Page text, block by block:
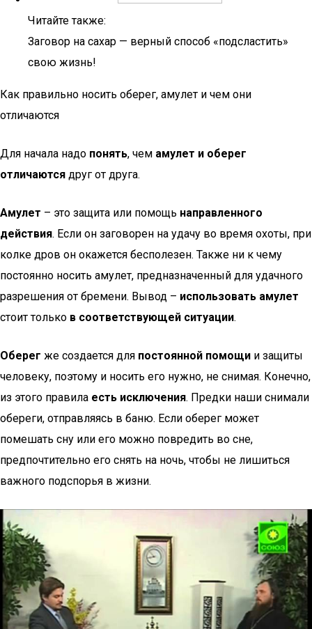
Читайте также:
Заговор на сахар — верный способ «подсластить»
свою жизнь!
Как правильно носить оберег, амулет и чем они
отличаются
Для начала надо понять, чем амулет и оберег
отличаются друг от друга.
Амулет – это защита или помощь направленного
действия. Если он заговорен на удачу во время охоты, при
колке дров он окажется бесполезен. Также ни к чему
постоянно носить амулет, предназначенный для удачного
разрешения от бремени. Вывод – использовать амулет
стоит только в соответствующей ситуации.
Оберег же создается для постоянной помощи и защиты
человеку, поэтому и носить его нужно, не снимая. Конечно,
из этого правила есть исключения. Предки наши снимали
обереги, отправляясь в баню. Если оберег может
помешать сну или его можно повредить во сне,
предпочтительно его снять на ночь, чтобы не лишиться
важного подспорья в жизни.